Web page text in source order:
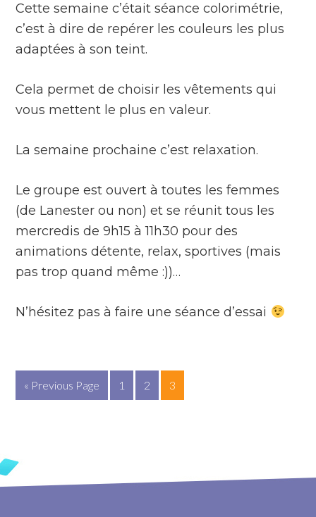
Cette semaine c’était séance colorimétrie,
c’est à dire de repérer les couleurs les plus
adaptées à son teint.
Cela permet de choisir les vêtements qui
vous mettent le plus en valeur.
La semaine prochaine c’est relaxation.
Le groupe est ouvert à toutes les femmes
(de Lanester ou non) et se réunit tous les
mercredis de 9h15 à 11h30 pour des
animations détente, relax, sportives (mais
pas trop quand même :))…
N’hésitez pas à faire une séance d’essai
« Previous Page 1 2 3